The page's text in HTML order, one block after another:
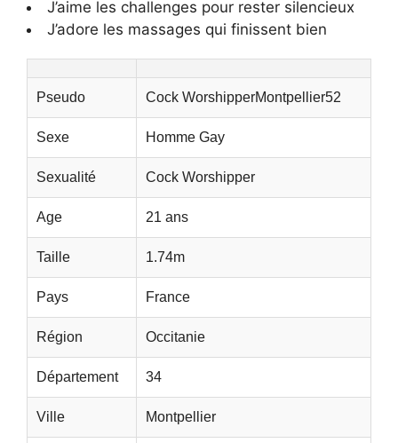
J’aime les challenges pour rester silencieux
J’adore les massages qui finissent bien
Pseudo Cock WorshipperMontpellier52
Sexe Homme Gay
Sexualité Cock Worshipper
Age 21 ans
Taille 1.74m
Pays France
Région Occitanie
Département 34
Ville Montpellier